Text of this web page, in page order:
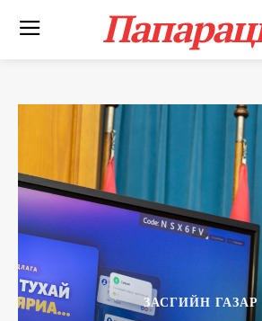
ЗАСГИЙН ГАЗАР